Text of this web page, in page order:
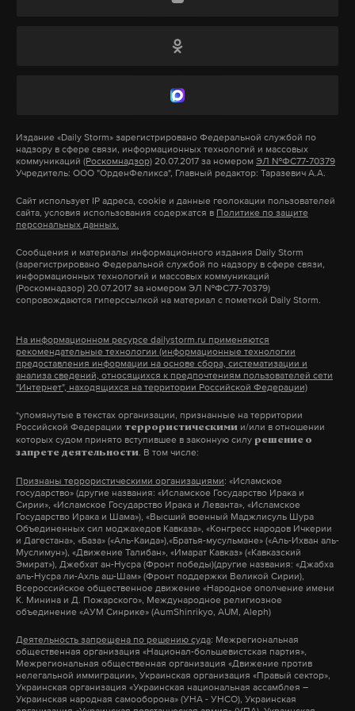
Руководство газеты предполагает, что
Подпишитесь на Daily Storm вMAX. Он
работает там, где тормозит интернет.
Макс Telegram
Дзен VK
Подпишитесь на Daily Storm в
Telegram
Дзен VK
Тщательнее всего реновация «пройдется» по
Восточному округу столицы: здесь сносу подлежат
1055 домов. Меньше всего — в ЗелАО, 34
Кузьминках снесут 284 жилых здания. Центр
города реновация не слишком затронет: всего 98
Замоскворечье снесут всего по одному.
На сайте мэра уточняется, что это еще не
окончательный перечень домов, которые попадут
в программу реновации. «В некоторых домах
решения общих собраний собственников об
Если суд установит, что решения приняты с
соблюдением требований законодательства,
правительство Москвы рассмотрит вопрос о
включении этих домов в программу реновации», –
Издание «Daily Storm» зарегистрировано Федеральной службой по
надзору в сфере связи, информационных технологий и массовых
коммуникаций (Роскомнадзор) 20.07.2017 за номером ЭЛ №ФС77-70379
Учредитель: ООО "ОрденФеликса", Главный редактор: Таразевич А.А.
Сайт использует IP адреса, cookie и данные геолокации пользователей
сайта, условия использования содержатся в Политике по защите
персональных данных.
Сообщения и материалы информационного издания Daily Storm
(зарегистрировано Федеральной службой по надзору в сфере связи,
информационных технологий и массовых коммуникаций
(Роскомнадзор) 20.07.2017 за номером ЭЛ №ФС77-70379)
сопровождаются гиперссылкой на материал с пометкой Daily Storm.
На информационном ресурсе dailystorm.ru применяются
рекомендательные технологии (информационные технологии
предоставления информации на основе сбора, систематизации и
анализа сведений, относящихся к предпочтениям пользователей сети
"Интернет", находящихся на территории Российской Федерации)
*упомянутые в текстах организации, признанные на территории
Российской Федерации террористическими и/или в отношении
которых судом принято вступившее в законную силу решение о
запрете деятельности. В том числе:
Признаны террористическими организациями: «Исламское
государство» (другие названия: «Исламское Государство Ирака и
Сирии», «Исламское Государство Ирака и Леванта», «Исламское
Государство Ирака и Шама»), «Высший военный Маджлисуль Шура
Объединенных сил моджахедов Кавказа», «Конгресс народов Ичкерии
и Дагестана», «База» («Аль-Каида»),«Братья-мусульмане» («Аль-Ихван аль-
Муслимун»), «Движение Талибан», «Имарат Кавказ» («Кавказский
Эмират»), Джебхат ан-Нусра (Фронт победы)(другие названия: «Джабха
аль-Нусра ли-Ахль аш-Шам» (Фронт поддержки Великой Сирии),
Всероссийское общественное движение «Народное ополчение имени
К. Минина и Д. Пожарского», Международное религиозное
объединение «АУМ Синрике» (AumShinrikyo, AUM, Aleph)
Деятельность запрещена по решению суда: Межрегиональная
общественная организация «Национал-большевистская партия»,
Межрегиональная общественная организация «Движение против
нелегальной иммиграции», Украинская организация «Правый сектор»,
Украинская организация «Украинская национальная ассамблея –
Украинская народная самооборона» (УНА - УНСО), Украинская